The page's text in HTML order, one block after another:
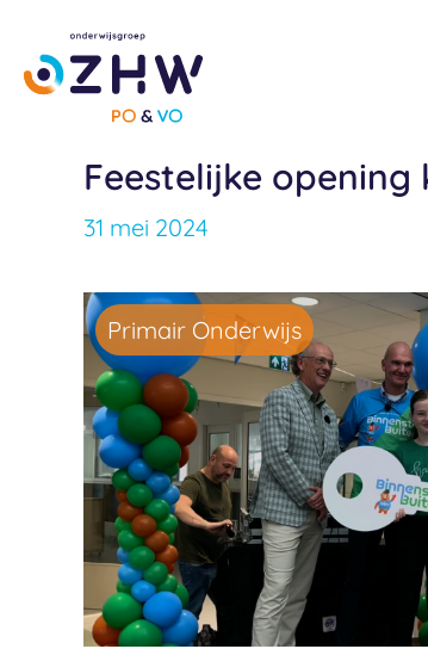
naar
Feestelijke
31 mei 2024
Primair Onderwijs